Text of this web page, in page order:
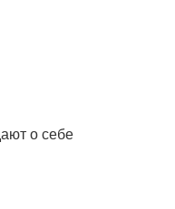
о себе